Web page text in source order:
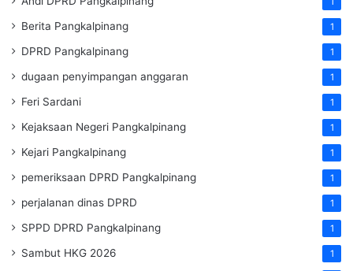
Berita Pangkalpinang 1
DPRD Pangkalpinang 1
dugaan penyimpangan anggaran 1
Feri Sardani 1
Kejaksaan Negeri Pangkalpinang 1
Kejari Pangkalpinang 1
pemeriksaan DPRD Pangkalpinang 1
perjalanan dinas DPRD 1
SPPD DPRD Pangkalpinang 1
Sambut HKG 2026 1